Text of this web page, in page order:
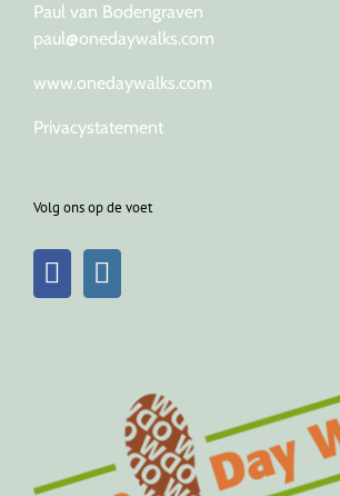
Paul van Bodengraven
paul@onedaywalks.com
www.onedaywalks.com
Privacystatement
Volg ons op de voet